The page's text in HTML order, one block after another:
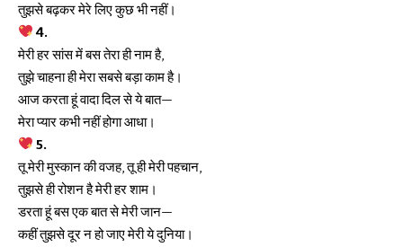
तुझसे बढ़कर मेरे लिए कुछ भी नहीं।
4.
मेरी हर सांस में बस तेरा ही नाम है,
तुझे चाहना ही मेरा सबसे बड़ा काम है।
आज करता हूं वादा दिल से ये बात—
मेरा प्यार कभी नहीं होगा आधा।
5.
तू मेरी मुस्कान की वजह, तू ही मेरी पहचान,
तुझसे ही रोशन है मेरी हर शाम।
डरता हूं बस एक बात से मेरी जान—
कहीं तुझसे दूर न हो जाए मेरी ये दुनिया।